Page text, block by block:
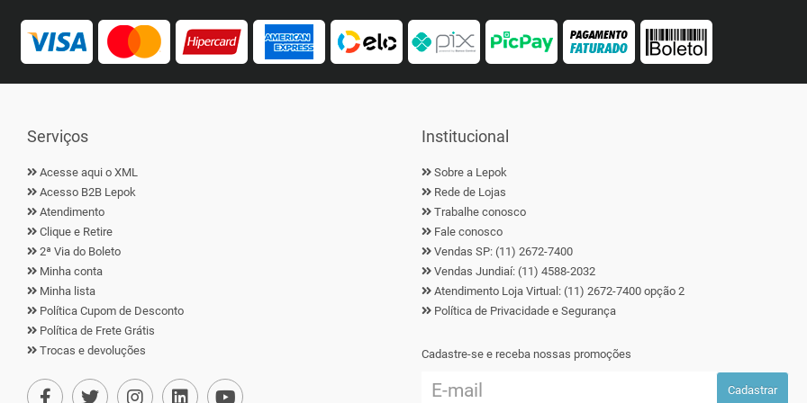
Serviços
Acesse aqui o XML
Acesso B2B Lepok
Atendimento
Clique e Retire
2ª Via do Boleto
Minha conta
Minha lista
Política Cupom de Desconto
Política de Frete Grátis
Trocas e devoluções
Institucional
Sobre a Lepok
Rede de Lojas
Trabalhe conosco
Fale conosco
Vendas SP: (11) 2672-7400
Vendas Jundiaí: (11) 4588-2032
Atendimento Loja Virtual: (11) 2672-7400 opção 2
Política de Privacidade e Segurança
Cadastre-se e receba nossas promoções
Cadastrar